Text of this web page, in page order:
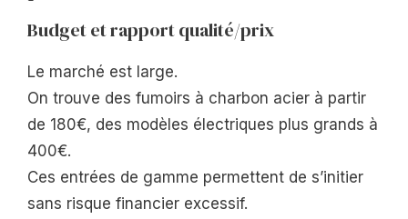
Budget et rapport qualité/prix
Le marché est large.
On trouve des fumoirs à charbon acier à partir
de 180€, des modèles électriques plus grands à
400€.
Ces entrées de gamme permettent de s’initier
sans risque financier excessif.